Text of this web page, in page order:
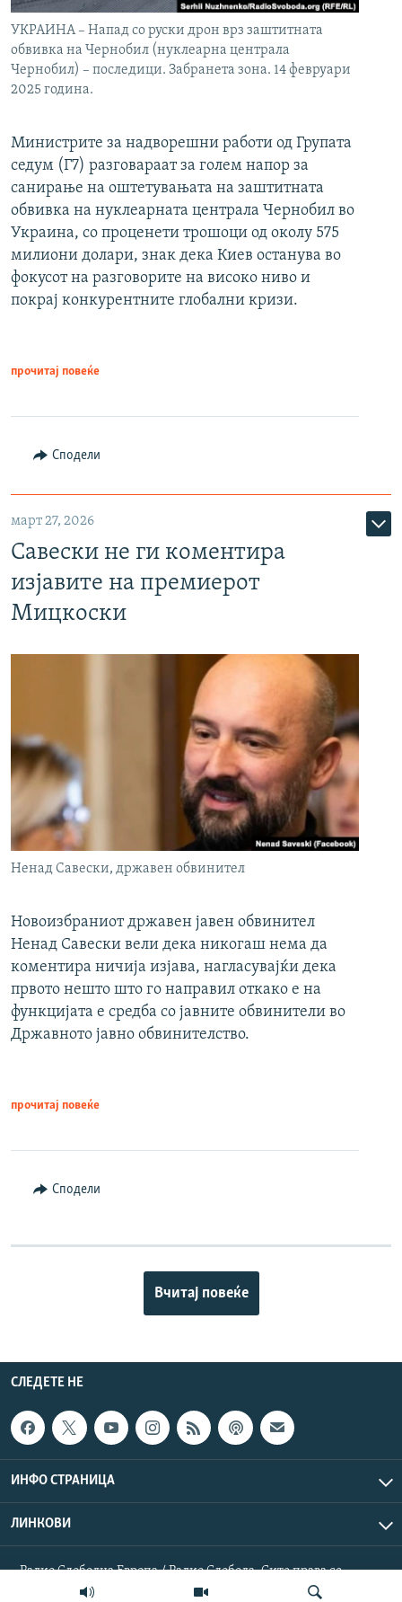
УКРАИНА – Напад со руски дрон врз заштитната
обвивка на Чернобил (нуклеарна централа
Чернобил) – последици. Забранета зона. 14 февруари
2025 година.
Министрите за надворешни работи од Групата
седум (Г7) разговараат за голем напор за
санирање на оштетувањата на заштитната
обвивка на нуклеарната централа Чернобил во
Украина, со проценети трошоци од околу 575
милиони долари, знак дека Киев останува во
фокусот на разговорите на високо ниво и
покрај конкурентните глобални кризи.
прочитај повеќе
Сподели
март 27, 2026
Савески не ги коментира
изјавите на премиерот
Мицкоски
Ненад Савески, државен обвинител
Новоизбраниот државен јавен обвинител
Ненад Савески вели дека никогаш нема да
коментира ничија изјава, нагласувајќи дека
првото нешто што го направил откако е на
функцијата е средба со јавните обвинители во
Државното јавно обвинителство.
прочитај повеќе
Сподели
Вчитај повеќе
СЛЕДЕТЕ НЕ
ИНФО СТРАНИЦА
ЛИНКОВИ
Радио Слободна Европа / Радио Слобода. Сите права се
резервирани